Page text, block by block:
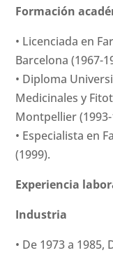
Formación
• Licenciada en
Barcelona (1967-
• Diploma
Medicinales y
Montpellier (1993-
• Especialista en
(1999).
Experiencia
Industria
• De 1973 a